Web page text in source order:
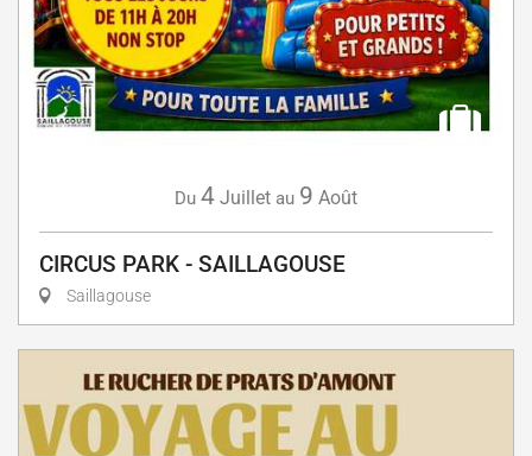
Du 4 Juillet au 9 Août
CIRCUS PARK - SAILLAGOUSE
Saillagouse